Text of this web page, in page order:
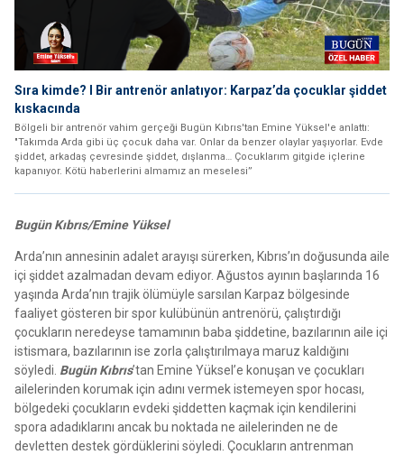
Sıra kimde? I Bir antrenör anlatıyor: Karpaz’da çocuklar şiddet
kıskacında
Bölgeli bir antrenör vahim gerçeği Bugün Kıbrıs'tan Emine Yüksel'e anlattı:
"Takımda Arda gibi üç çocuk daha var. Onlar da benzer olaylar yaşıyorlar. Evde
şiddet, arkadaş çevresinde şiddet, dışlanma… Çocuklarım gitgide içlerine
kapanıyor. Kötü haberlerini almamız an meselesi”
Bugün Kıbrıs/Emine Yüksel
Arda’nın annesinin adalet arayışı sürerken, Kıbrıs’ın doğusunda aile
içi şiddet azalmadan devam ediyor. Ağustos ayının başlarında 16
yaşında Arda’nın trajik ölümüyle sarsılan Karpaz bölgesinde
faaliyet gösteren bir spor kulübünün antrenörü, çalıştırdığı
çocukların neredeyse tamamının baba şiddetine, bazılarının aile içi
istismara, bazılarının ise zorla çalıştırılmaya maruz kaldığını
söyledi. Bugün Kıbrıs’tan Emine Yüksel’e konuşan ve çocukları
ailelerinden korumak için adını vermek istemeyen spor hocası,
bölgedeki çocukların evdeki şiddetten kaçmak için kendilerini
spora adadıklarını ancak bu noktada ne ailelerinden ne de
devletten destek gördüklerini söyledi. Çocukların antrenman